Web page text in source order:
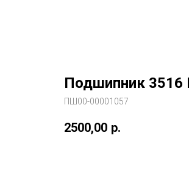
Подшипник 3516
ПШ00-00001057
2500,00 р.